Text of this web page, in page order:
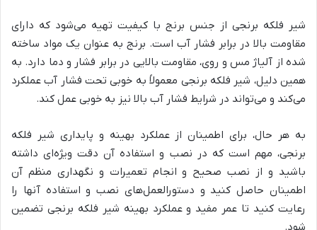
شیر فلکه برنجی از جنس برنج با کیفیت تهیه می‌شود که دارای
مقاومت بالا در برابر فشار آب است. برنج به عنوان یک مواد ساخته
شده از آلیاژ مس و روی، مقاومت بالایی در برابر فشار و دما دارد. به
همین دلیل، شیر فلکه برنجی معمولاً به خوبی تحت فشار آب عملکرد
می‌کند و می‌تواند در شرایط فشار آب بالا نیز به خوبی عمل کند.
به هر حال، برای اطمینان از عملکرد بهینه و پایداری شیر فلکه
برنجی، مهم است که در نصب و استفاده آن دقت ویژه‌ای داشته
باشید و از نصب صحیح و انجام تعمیرات و نگهداری منظم آن
اطمینان حاصل کنید و دستورالعمل‌های نصب و استفاده آنها را
رعایت کنید تا عمر مفید و عملکرد بهینه شیر فلکه برنجی تضمین
شود.